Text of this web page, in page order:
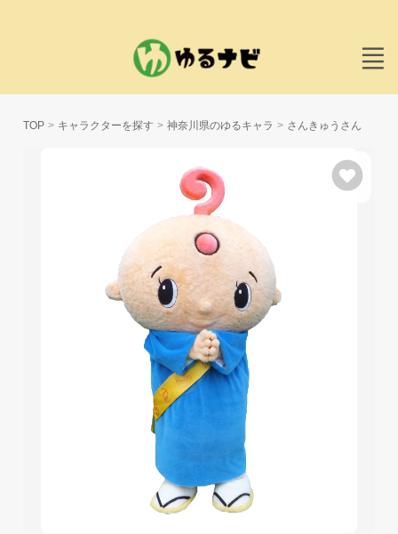
TOP キャラクターを探す 神奈川県のゆるキャラ さんきゅうさん